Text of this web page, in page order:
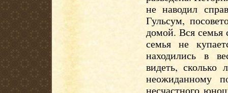
не наводил
Гульсум,
домой. Вся семья
семья не
находились в
видеть,
неожиданному
несчастного